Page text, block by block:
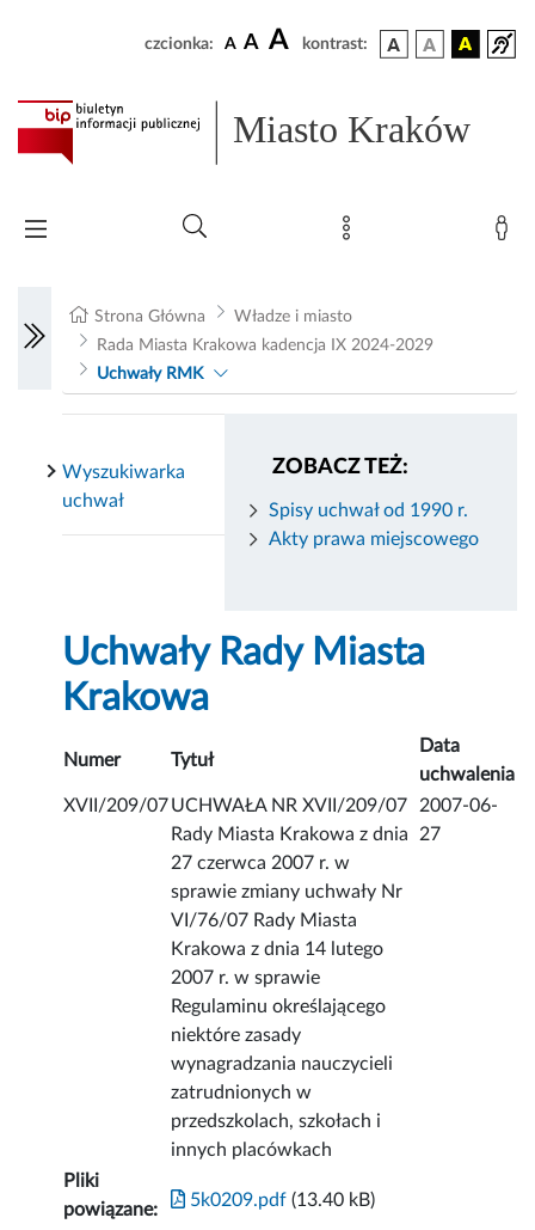
czcionka: A A A kontrast:
Miasto Kraków
Strona Główna
Władze i miasto
Rada Miasta Krakowa kadencja IX 2024-2029
Uchwały RMK
ZOBACZ TEŻ:
Spisy uchwał od 1990 r.
Akty prawa miejscowego
Wyszukiwarka
uchwał
Uchwały Rady Miasta
Krakowa
Numer Tytuł
Data
uchwalenia
XVII/209/07UCHWAŁA NR XVII/209/07
Rady Miasta Krakowa z dnia
27 czerwca 2007 r. w
sprawie zmiany uchwały Nr
VI/76/07 Rady Miasta
Krakowa z dnia 14 lutego
2007 r. w sprawie
Regulaminu określającego
niektóre zasady
wynagradzania nauczycieli
zatrudnionych w
przedszkolach, szkołach i
innych placówkach
2007-06-
27
Pliki
powiązane:
5k0209.pdf (13.40 kB)